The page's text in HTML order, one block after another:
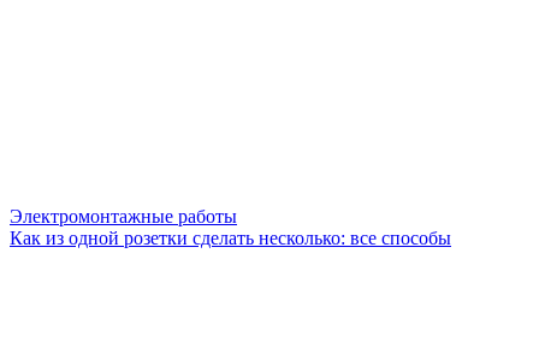
Электромонтажные работы
Как из одной розетки сделать несколько: все способы